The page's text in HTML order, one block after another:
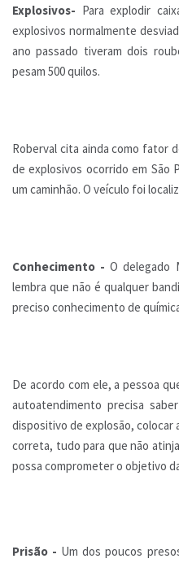
Explosivos- Para explodir
explosivos normalmente
ano passado tiveram dois
pesam 500 quilos.
Roberval cita ainda como fator
de explosivos ocorrido em São
um caminhão. O veículo foi
Conhecimento - O delegado
lembra que não é qualquer
preciso conhecimento de
De acordo com ele, a pessoa
autoatendimento precisa
dispositivo de explosão, colocar
correta, tudo para que não
possa comprometer o objetivo
Prisão - Um dos poucos